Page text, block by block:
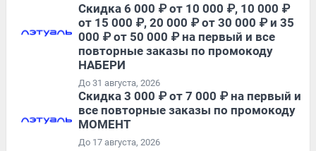
Скидка 6 000 ₽ от 10 000 ₽, 10 000 ₽
от 15 000 ₽, 20 000 ₽ от 30 000 ₽ и 35
000 ₽ от 50 000 ₽ на первый и все
повторные заказы по промокоду
НАБЕРИ
До 31 августа, 2026
Скидка 3 000 ₽ от 7 000 ₽ на первый и
все повторные заказы по промокоду
МОМЕНТ
До 17 августа, 2026